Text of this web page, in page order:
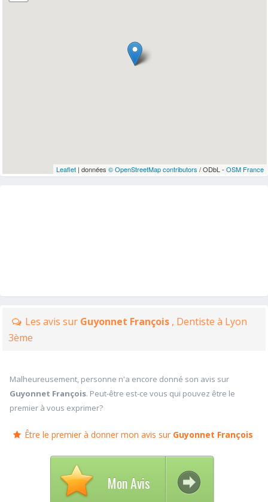
Leaflet| données © OpenStreetMap contributors / ODbL - OSM France
Les avis sur Guyonnet François , Dentiste à Lyon
3ème
Malheureusement, personne n'a encore donné son avis sur
Guyonnet François. Peut-être est-ce vous qui pouvez être le
premier à vous exprimer?
Être le premier à donner mon avis sur Guyonnet François
Mon Avis